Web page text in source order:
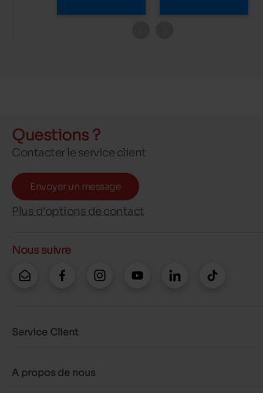
Questions ?
Contacter le service client
Envoyer un message
Plus d'options de contact
Nous suivre
Service Client
A propos de nous